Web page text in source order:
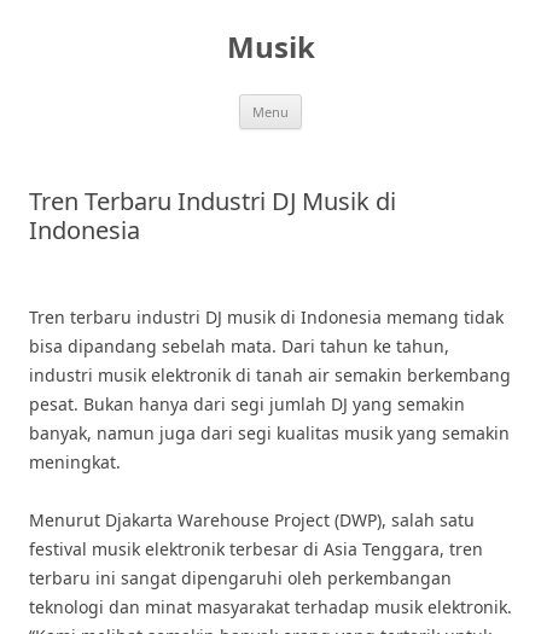
Musik
Menu
Tren Terbaru Industri DJ Musik di
Indonesia
Tren terbaru industri DJ musik di Indonesia memang tidak
bisa dipandang sebelah mata. Dari tahun ke tahun,
industri musik elektronik di tanah air semakin berkembang
pesat. Bukan hanya dari segi jumlah DJ yang semakin
banyak, namun juga dari segi kualitas musik yang semakin
meningkat.
Menurut Djakarta Warehouse Project (DWP), salah satu
festival musik elektronik terbesar di Asia Tenggara, tren
terbaru ini sangat dipengaruhi oleh perkembangan
teknologi dan minat masyarakat terhadap musik elektronik.